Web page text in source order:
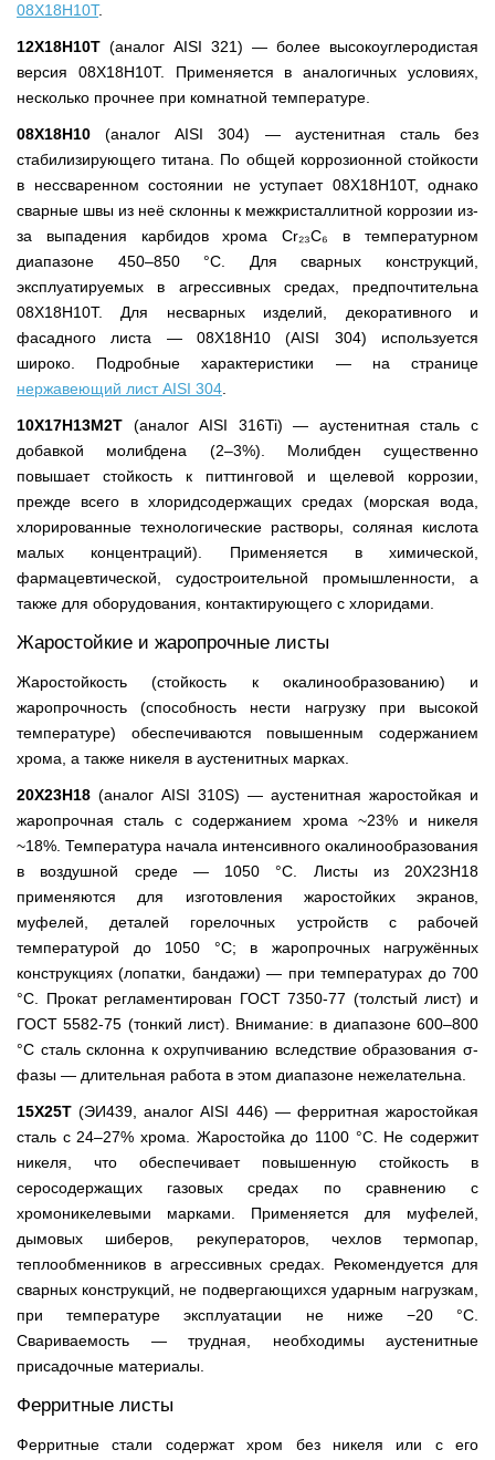
08Х18Н10Т.
12Х18Н10Т (аналог AISI 321) — более высокоуглеродистая
версия 08Х18Н10Т. Применяется в аналогичных условиях,
несколько прочнее при комнатной температуре.
08Х18Н10 (аналог AISI 304) — аустенитная сталь без
стабилизирующего титана. По общей коррозионной стойкости
в нессваренном состоянии не уступает 08Х18Н10Т, однако
сварные швы из неё склонны к межкристаллитной коррозии из-
за выпадения карбидов хрома Cr₂₃C₆ в температурном
диапазоне 450–850 °С. Для сварных конструкций,
эксплуатируемых в агрессивных средах, предпочтительна
08Х18Н10Т. Для несварных изделий, декоративного и
фасадного листа — 08Х18Н10 (AISI 304) используется
широко. Подробные характеристики — на странице
нержавеющий лист AISI 304
10Х17Н13М2Т (аналог AISI 316Ti) — аустенитная сталь с
добавкой молибдена (2–3%). Молибден существенно
повышает стойкость к питтинговой и щелевой коррозии,
прежде всего в хлоридсодержащих средах (морская вода,
хлорированные технологические растворы, соляная кислота
малых концентраций). Применяется в химической,
фармацевтической, судостроительной промышленности, а
также для оборудования, контактирующего с хлоридами.
Жаростойкие и жаропрочные листы
Жаростойкость (стойкость к окалинообразованию) и
жаропрочность (способность нести нагрузку при высокой
температуре) обеспечиваются повышенным содержанием
хрома, а также никеля в аустенитных марках.
20Х23Н18 (аналог AISI 310S) — аустенитная жаростойкая и
жаропрочная сталь с содержанием хрома ~23% и никеля
~18%. Температура начала интенсивного окалинообразования
в воздушной среде — 1050 °С. Листы из 20Х23Н18
применяются для изготовления жаростойких экранов,
муфелей, деталей горелочных устройств с рабочей
температурой до 1050 °С; в жаропрочных нагружённых
конструкциях (лопатки, бандажи) — при температурах до 700
°С. Прокат регламентирован ГОСТ 7350-77 (толстый лист) и
ГОСТ 5582-75 (тонкий лист). Внимание: в диапазоне 600–800
°С сталь склонна к охрупчиванию вследствие образования σ-
фазы — длительная работа в этом диапазоне нежелательна.
15Х25Т (ЭИ439, аналог AISI 446) — ферритная жаростойкая
сталь с 24–27% хрома. Жаростойка до 1100 °С. Не содержит
никеля, что обеспечивает повышенную стойкость в
серосодержащих газовых средах по сравнению с
хромоникелевыми марками. Применяется для муфелей,
дымовых шиберов, рекуператоров, чехлов термопар,
теплообменников в агрессивных средах. Рекомендуется для
сварных конструкций, не подвергающихся ударным нагрузкам,
при температуре эксплуатации не ниже −20 °С.
Свариваемость — трудная, необходимы аустенитные
присадочные материалы.
Ферритные листы
Ферритные стали содержат хром без никеля или с его